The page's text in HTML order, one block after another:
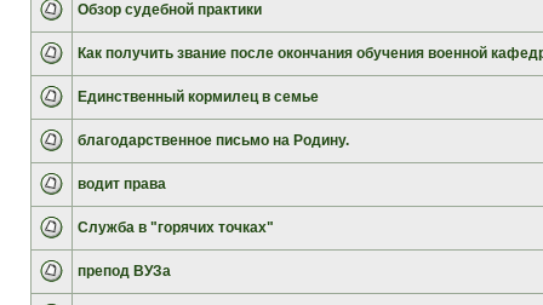
Обзор судебной практики
Как получить звание после окончания обучения военной
Единственный кормилец в семье
благодарственное письмо на Родину.
водит права
Служба в "горячих точках"
препод ВУЗа